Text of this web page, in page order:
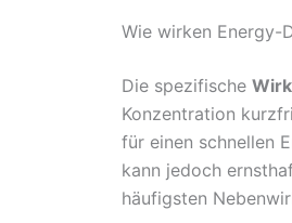
Wie wirken Energy-
Die spezifische
Konzentration
für einen schnellen
kann jedoch
häufigsten